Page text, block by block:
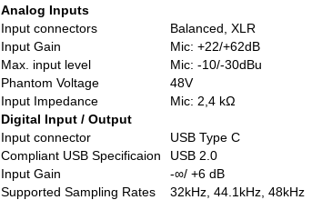
Analog Inputs
Input connectors
Balanced, XLR
Input Gain
Mic: +22/+62dB
Max. input level
Mic: -10/-30dBu
Phantom Voltage
48V
Input Impedance
Mic: 2,4 kΩ
Digital Input / Output
Input connector
USB Type C
Compliant USB Specificaion
USB 2.0
Input Gain
-∞/ +6 dB
Supported Sampling Rates
32kHz, 44.1kHz, 48kHz